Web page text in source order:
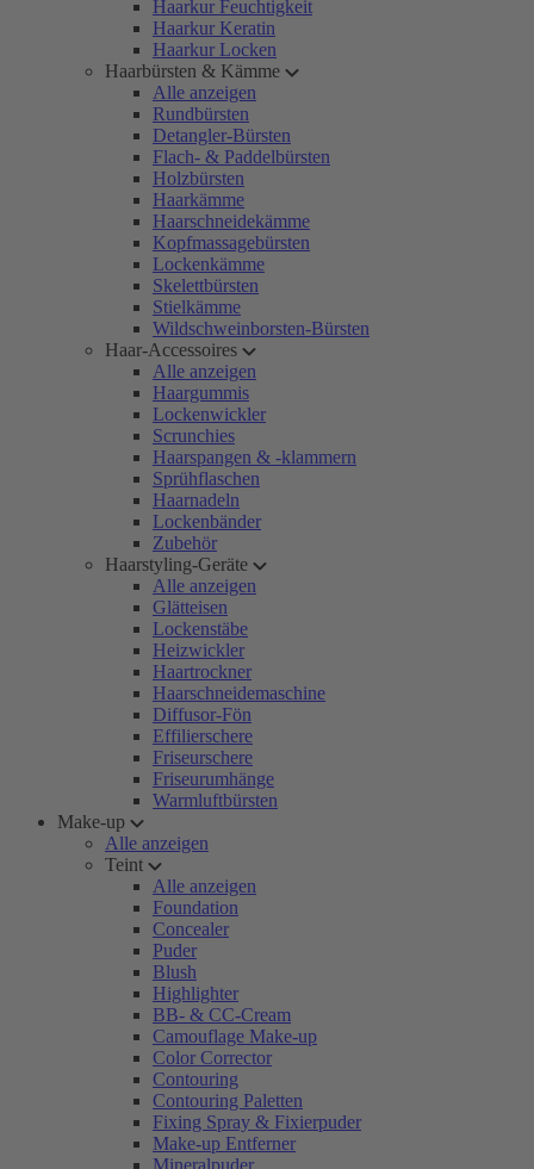
Haarkur Feuchtigkeit
Haarkur Keratin
Haarkur Locken
Haarbürsten & Kämme
Alle anzeigen
Rundbürsten
Detangler-Bürsten
Flach- & Paddelbürsten
Holzbürsten
Haarkämme
Haarschneidekämme
Kopfmassagebürsten
Lockenkämme
Skelettbürsten
Stielkämme
Wildschweinborsten-Bürsten
Haar-Accessoires
Alle anzeigen
Haargummis
Lockenwickler
Scrunchies
Haarspangen & -klammern
Sprühflaschen
Haarnadeln
Lockenbänder
Zubehör
Haarstyling-Geräte
Alle anzeigen
Glätteisen
Lockenstäbe
Heizwickler
Haartrockner
Haarschneidemaschine
Diffusor-Fön
Effilierschere
Friseurschere
Friseurumhänge
Warmluftbürsten
Make-up
Alle anzeigen
Teint
Alle anzeigen
Foundation
Concealer
Puder
Blush
Highlighter
BB- & CC-Cream
Camouflage Make-up
Color Corrector
Contouring
Contouring Paletten
Fixing Spray & Fixierpuder
Make-up Entferner
Mineralpuder